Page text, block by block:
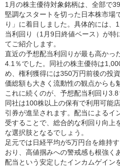
1月の株主優待対象銘柄は、全部で
堅調なスタートを切った日本株市場
り」に着目しました。具体的には、
当利回り（1月9日終値ベース）が特
てご紹介します。
直近の予想配当利回りが最も高かっ
4.1％でした。同社の株主優待は
め、権利獲得には350万円前後の投
価総額も大きく流動性の観点からも
これに続くのが、予想配当利回り
同社は100株以上の保有で利用可能
引券が進呈されます。配当によるイ
受することで、総合的な利回り向上
な選択肢となるでしょう。
足元では日経平均が5万円台を維持
おり、高値掴みへの警戒感も根強く
配当という安定したインカムゲイン